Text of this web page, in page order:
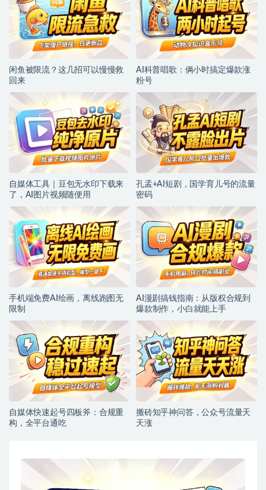
闲鱼被限流？这几招可以慢慢救
回来
AI科普唱歌：俩小时搞定爆款涨
粉号
自媒体工具｜豆包无水印下载来
了，AI图片视频随便用
孔孟+AI短剧，国学育儿号的流量
密码
手机端免费AI绘画，离线跑图无
限制
AI漫剧搞钱指南：从版权合规到
爆款制作，小白就能上手
自媒体快速起号四板斧：合规重
构，全平台通吃
搬砖知乎神问答，公众号流量天
天涨